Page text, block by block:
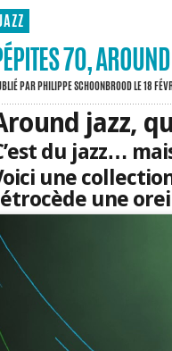
70,
PARPHILIPPE SCHOONBROODLE 18
jazz,
du jazz…
une
une